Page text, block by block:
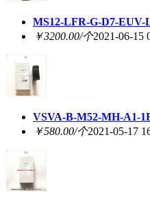
MS12-LFR-G-D7-EUV-
￥3200.00/个2021-06-15
VSVA-B-M52-MH-A1-
￥580.00/个2021-05-17